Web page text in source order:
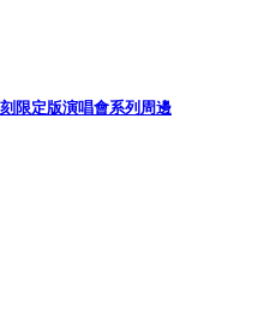
限定版演唱會系列周邊